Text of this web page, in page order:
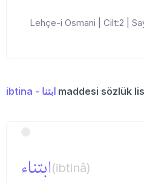
Lehçe-i Osmani | Cilt:2 |
ibtina - ابتنا maddesi sözlük
ابتناء(ibtinâ)